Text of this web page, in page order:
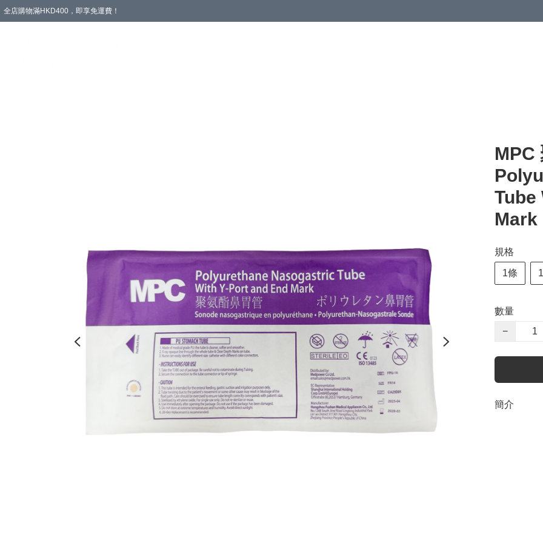
全店購物滿HKD400，即享免運費！
MPC
Tube
Mark
規格
1條
數量
−
簡介